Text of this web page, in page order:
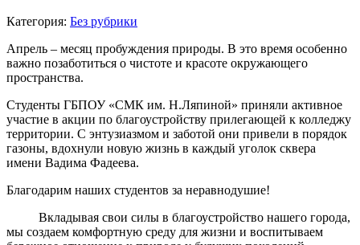
Категория: Без рубрики
Апрель – месяц пробуждения природы. В это время особенно
важно позаботиться о чистоте и красоте окружающего
пространства.
Студенты ГБПОУ «СМК им. Н.Ляпиной» приняли активное
участие в акции по благоустройству прилегающей к колледжу
территории. С энтузиазмом и заботой они привели в порядок
газоны, вдохнули новую жизнь в каждый уголок сквера
имени Вадима Фадеева.
Благодарим наших студентов за неравнодушие!
Вкладывая свои силы в благоустройство нашего города,
мы создаем комфортную среду для жизни и воспитываем